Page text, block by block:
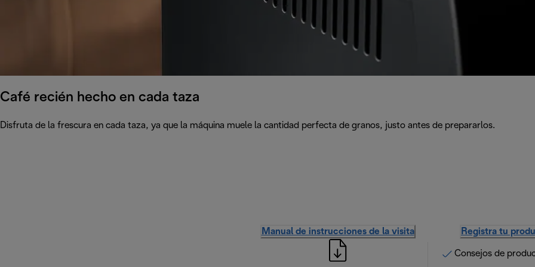
Café recién hecho en cada taza
Disfruta de la frescura en cada taza, ya que la máquina muele la cantidad perfecta de granos, justo antes de prepararlos.
Manual de instrucciones de la visita Registra tu
Consejos de